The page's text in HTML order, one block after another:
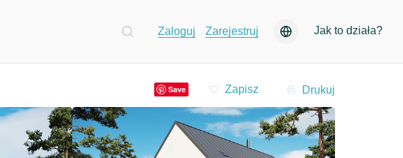
Zaloguj Zarejestruj Jak to działa?
Save Drukuj